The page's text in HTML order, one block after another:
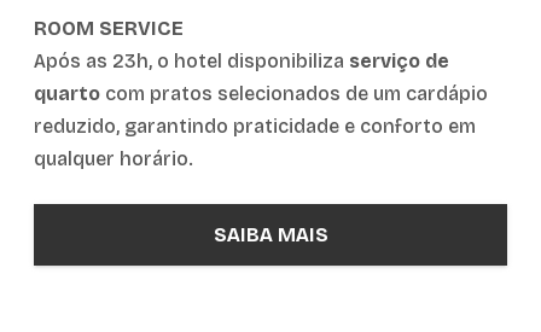
ROOM SERVICE
Após as 23h, o hotel disponibiliza serviço de
quarto com pratos selecionados de um cardápio
reduzido, garantindo praticidade e conforto em
qualquer horário.
SAIBA MAIS